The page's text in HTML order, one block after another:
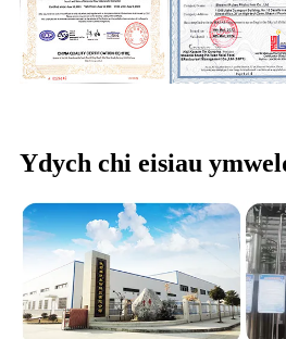
Ydych chi eisiau